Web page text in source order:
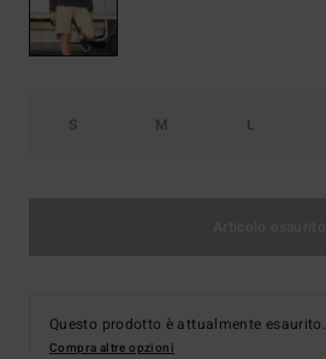
S M L
Questo prodotto è attualmente esaurito.
Compra altre opzioni